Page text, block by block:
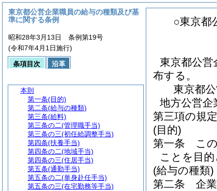
○東京都
東京都公
布する。
東京都
地方公営企
第三項の規
(目的)
第一条
こ
ことを目
(給与の種類)
第二条
企
東京都公営企業職員の給与の種類及び基
準に関する条例
昭和28年3月13日 条例第19号
(令和7年4月1日施行)
条項目次 沿革
本則
第一条(目的)
第二条(給与の種類)
第三条(給料)
第三条の二(管理職手当)
第三条の三(初任給調整手当)
第四条(扶養手当)
第四条の二(地域手当)
第四条の三(住居手当)
第五条(通勤手当)
第五条の二(単身赴任手当)
第五条の三(在宅勤務等手当)